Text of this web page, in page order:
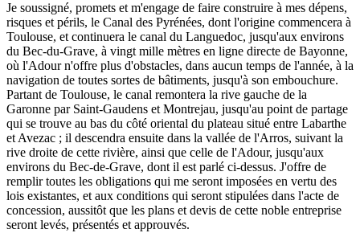
Je soussigné, promets et m'engage de faire construire à mes dépens,
risques et périls, le Canal des Pyrénées, dont l'origine commencera à
Toulouse, et continuera le canal du Languedoc, jusqu'aux environs
du Bec-du-Grave, à vingt mille mètres en ligne directe de Bayonne,
où l'Adour n'offre plus d'obstacles, dans aucun temps de l'année, à la
navigation de toutes sortes de bâtiments, jusqu'à son embouchure.
Partant de Toulouse, le canal remontera la rive gauche de la
Garonne par Saint-Gaudens et Montrejau, jusqu'au point de partage
qui se trouve au bas du côté oriental du plateau situé entre Labarthe
et Avezac ; il descendra ensuite dans la vallée de l'Arros, suivant la
rive droite de cette rivière, ainsi que celle de l'Adour, jusqu'aux
environs du Bec-de-Grave, dont il est parlé ci-dessus. J'offre de
remplir toutes les obligations qui me seront imposées en vertu des
lois existantes, et aux conditions qui seront stipulées dans l'acte de
concession, aussitôt que les plans et devis de cette noble entreprise
seront levés, présentés et approuvés.